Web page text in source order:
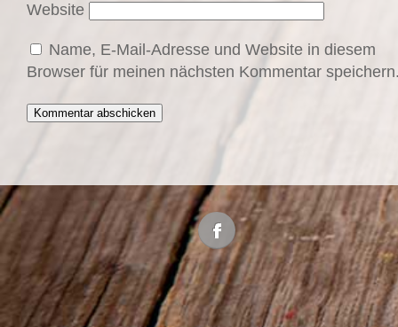
Website
Name, E-Mail-Adresse und Website in diesem
Browser für meinen nächsten Kommentar